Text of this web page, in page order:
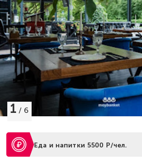
1 / 6
Еда и напитки 5500 Р/чел.